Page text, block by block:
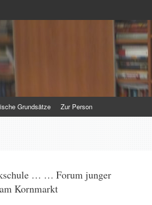
Grundsätze Zur Person
… … Forum junger
Kornmarkt